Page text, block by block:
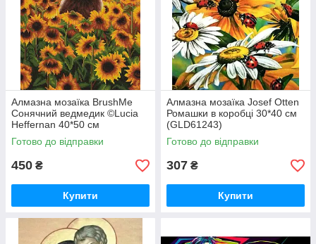
Алмазна мозаїка BrushMe
Сонячний ведмедик ©Lucia
Heffernan 40*50 см
(DBS1200)
Готово до відправки
450 ₴
Купити
Алмазна мозаїка Josef Otten
Ромашки в коробці 30*40 см
(GLD61243)
Готово до відправки
307 ₴
Купити